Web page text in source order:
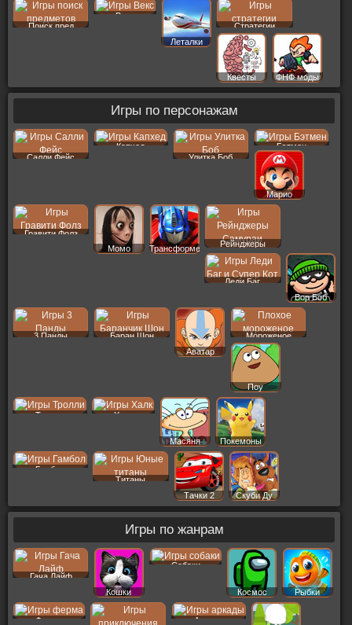
Поиск пред
Векс
Леталки
Стратегии
Квесты ФНФ моды
Игры по персонажам
Салли Фейс
Капхед
Улитка Боб
Бэтмен
Марио
Гравити Фолз
Момо
Трансформеры
Рейнджеры
Леди Баг
Вор Боб
3 Панды
Баран Шон
Аватар
Мороженое
Поу
Тролли Халк
Масяня Покемоны
Гамбол
Титаны
Тачки 2
Скуби Ду
Игры по жанрам
Гача Лайф
Кошки
Собаки
Космос Рыбки
Ферма
Аркады